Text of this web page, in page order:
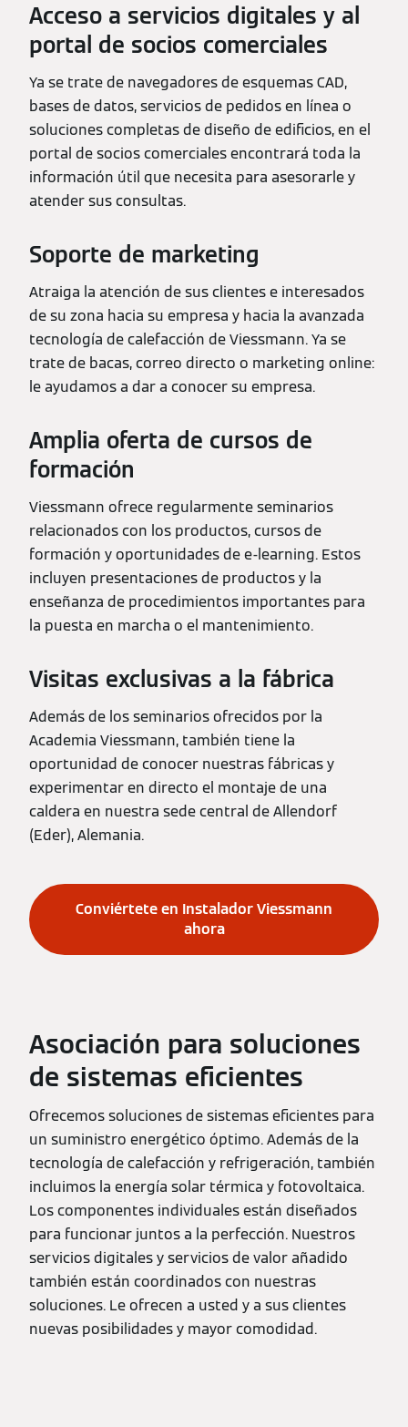
Acceso a servicios digitales y al
portal de socios comerciales
Ya se trate de navegadores de esquemas CAD,
bases de datos, servicios de pedidos en línea o
soluciones completas de diseño de edificios, en el
portal de socios comerciales encontrará toda la
información útil que necesita para asesorarle y
atender sus consultas.
Soporte de marketing
Atraiga la atención de sus clientes e interesados
de su zona hacia su empresa y hacia la avanzada
tecnología de calefacción de Viessmann. Ya se
trate de bacas, correo directo o marketing online:
le ayudamos a dar a conocer su empresa.
Amplia oferta de cursos de
formación
Viessmann ofrece regularmente seminarios
relacionados con los productos, cursos de
formación y oportunidades de e-learning. Estos
incluyen presentaciones de productos y la
enseñanza de procedimientos importantes para
la puesta en marcha o el mantenimiento.
Visitas exclusivas a la fábrica
Además de los seminarios ofrecidos por la
Academia Viessmann, también tiene la
oportunidad de conocer nuestras fábricas y
experimentar en directo el montaje de una
caldera en nuestra sede central de Allendorf
(Eder), Alemania.
Conviértete en Instalador Viessmann
ahora
Asociación para soluciones
de sistemas eficientes
Ofrecemos soluciones de sistemas eficientes para
un suministro energético óptimo. Además de la
tecnología de calefacción y refrigeración, también
incluimos la energía solar térmica y fotovoltaica.
Los componentes individuales están diseñados
para funcionar juntos a la perfección. Nuestros
servicios digitales y servicios de valor añadido
también están coordinados con nuestras
soluciones. Le ofrecen a usted y a sus clientes
nuevas posibilidades y mayor comodidad.